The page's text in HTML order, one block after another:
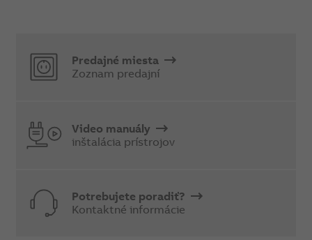
Predajné miesta
Zoznam predajní
Video manuály
inštalácia prístrojov
Potrebujete poradiť?
Kontaktné informácie